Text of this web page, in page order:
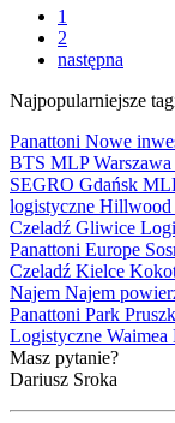
1
2
następna
Najpopularniejsze
Panattoni Nowe
BTS MLPWarszawa
SEGRO Gdańsk
logistyczne Hillwood
Czeladź Gliwice
Panattoni Europe
Czeladź Kielce
Najem Najem
Panattoni Park
Logistyczne Waimea
Masz pytanie?
Dariusz Sroka